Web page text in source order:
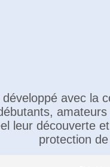
avec la
leur découverte
protection